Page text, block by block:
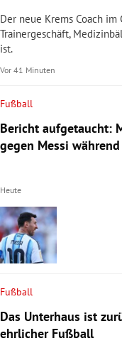
Der neue Krems Coach
Trainergeschäft,
ist.
Vor 41 Minuten
Fußball
Bericht aufgetaucht:
gegen Messi
Heute
Fußball
Das Unterhaus ist
ehrlicher Fußball